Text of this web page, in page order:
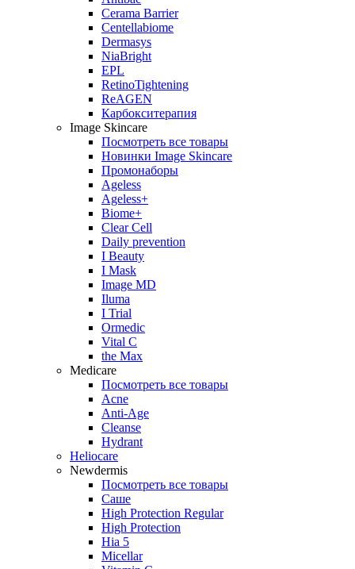
Cerama Barrier
Centellabiome
Dermasys
NiaBright
EPL
RetinoTightening
ReAGEN
Карбокситерапия
Image Skincare
Посмотреть все товары
Новинки Image Skincare
Промонаборы
Ageless
Ageless+
Biome+
Clear Cell
Daily prevention
I Beauty
I Mask
Image MD
Iluma
I Trial
Ormedic
Vital C
the Max
Medicare
Посмотреть все товары
Acne
Anti‑Age
Cleanse
Hydrant
Heliocare
Newdermis
Посмотреть все товары
Саше
High Protection Regular
High Protection
Hia 5
Micellar